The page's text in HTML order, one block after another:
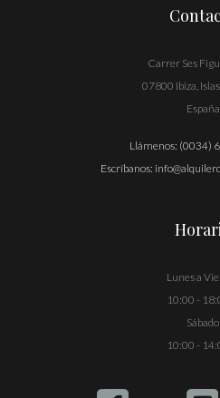
Carrer Ses
07800 Ibiza,
España
Llámenos: (0034)
Escríbanos:
Lunes a
10:00 -
Sábado
10:00 -